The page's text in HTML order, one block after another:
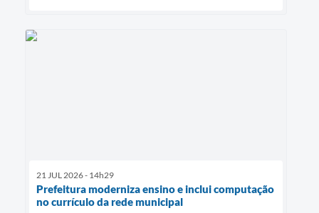
21 JUL 2026 - 14h29
Prefeitura moderniza ensino e inclui computação
no currículo da rede municipal